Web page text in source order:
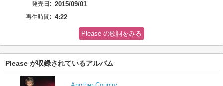
発売日: 2015/09/01
再生時間: 4:22
Please の歌詞をみる
Please が収録されているアルバム